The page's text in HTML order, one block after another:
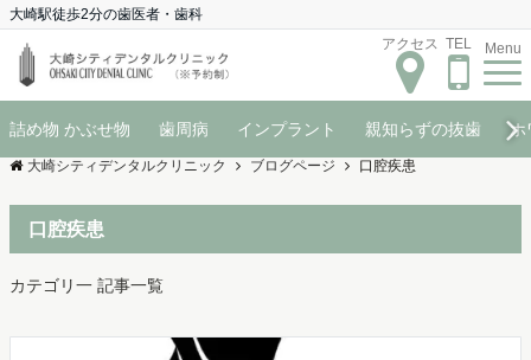
大崎駅徒歩2分の歯医者・歯科
アクセス TEL Menu
詰め物 かぶせ物 歯周病 インプラント 親知らずの抜歯 ホ
大崎シティデンタルクリニック ブログページ 口腔疾患
口腔疾患
カテゴリ一 記事一覧